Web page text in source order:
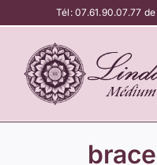
au
contenu
Tél:07.61.90.07.77